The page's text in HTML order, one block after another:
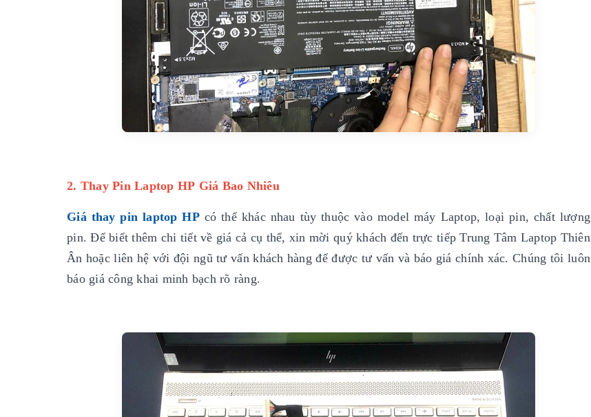
2. Thay Pin Laptop HP Giá Bao Nhiêu
Giá thay pin laptop HPcó thể khác nhau tùy thuộc vào model máy Laptop, loại pin, chất lượng
pin. Để biết thêm chi tiết về giá cả cụ thể, xin mời quý khách đến trực tiếp Trung Tâm Laptop Thiên
Ân hoặc liên hệ với đội ngũ tư vấn khách hàng để được tư vấn và báo giá chính xác. Chúng tôi luôn
báo giá công khai minh bạch rõ ràng.